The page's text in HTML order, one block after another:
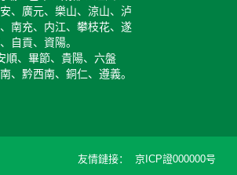
、廣元、樂山、涼山、泸
南充、内江、攀枝花、遂
自貢、資陽。
順、畢節、貴陽、六盤
、黔西南、銅仁、遵義。
友情鏈接 京ICP證000000号